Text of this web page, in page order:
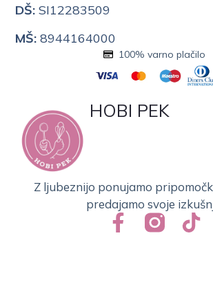
DŠ: SI12283509
MŠ: 8944164000
HOBI PEK
Z ljubeznijo ponujamo
predajamo svoje
100% varno plačilo